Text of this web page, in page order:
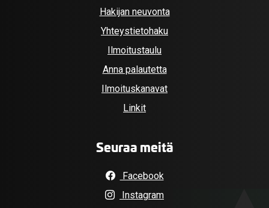
Hakijan neuvonta
Yhteystietohaku
Ilmoitustaulu
Anna palautetta
Ilmoituskanavat
Linkit
Seuraa meitä
Facebook
Instagram